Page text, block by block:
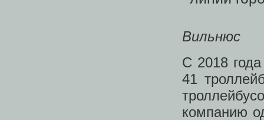
Вильнюс
С 2018
41
компанию